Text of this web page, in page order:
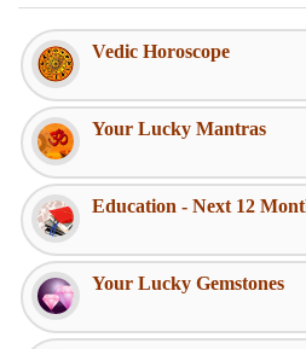
Vedic Horoscope
Your Lucky Mantras
Education - Next 12
Your Lucky Gemstones